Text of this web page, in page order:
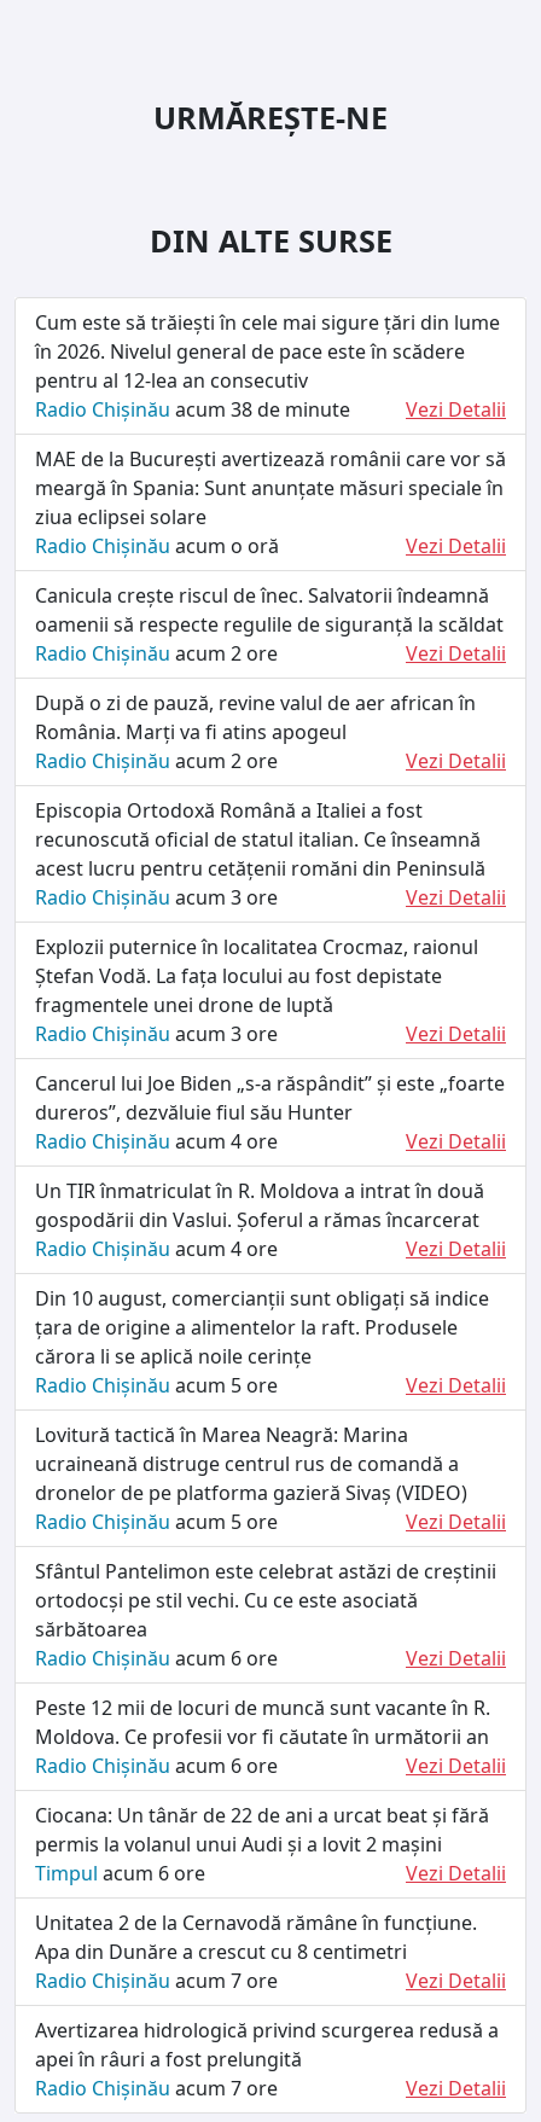
URMĂREȘTE-NE
DIN ALTE SURSE
Cum este să trăiești în cele mai sigure țări din lume
în 2026. Nivelul general de pace este în scădere
pentru al 12-lea an consecutiv
Radio Chișinău acum 38 de minute
Vezi Detalii
MAE de la București avertizează românii care vor să
meargă în Spania: Sunt anunțate măsuri speciale în
ziua eclipsei solare
Radio Chișinău acum o oră
Vezi Detalii
Canicula crește riscul de înec. Salvatorii îndeamnă
oamenii să respecte regulile de siguranță la scăldat
Radio Chișinău acum 2 ore
Vezi Detalii
După o zi de pauză, revine valul de aer african în
România. Marți va fi atins apogeul
Radio Chișinău acum 2 ore
Vezi Detalii
Episcopia Ortodoxă Română a Italiei a fost
recunoscută oficial de statul italian. Ce înseamnă
acest lucru pentru cetățenii romăni din Peninsulă
Radio Chișinău acum 3 ore
Vezi Detalii
Explozii puternice în localitatea Crocmaz, raionul
Ștefan Vodă. La fața locului au fost depistate
fragmentele unei drone de luptǎ
Radio Chișinău acum 3 ore
Vezi Detalii
Cancerul lui Joe Biden „s-a răspândit” și este „foarte
dureros”, dezvăluie fiul său Hunter
Radio Chișinău acum 4 ore
Vezi Detalii
Un TIR înmatriculat în R. Moldova a intrat în două
gospodării din Vaslui. Șoferul a rămas încarcerat
Radio Chișinău acum 4 ore
Vezi Detalii
Din 10 august, comercianții sunt obligați să indice
țara de origine a alimentelor la raft. Produsele
cărora li se aplică noile cerințe
Radio Chișinău acum 5 ore
Vezi Detalii
Lovitură tactică în Marea Neagră: Marina
ucraineană distruge centrul rus de comandă a
dronelor de pe platforma gazieră Sivaș (VIDEO)
Radio Chișinău acum 5 ore
Vezi Detalii
Sfântul Pantelimon este celebrat astăzi de creștinii
ortodocși pe stil vechi. Cu ce este asociată
sărbătoarea
Radio Chișinău acum 6 ore
Vezi Detalii
Peste 12 mii de locuri de muncă sunt vacante în R.
Moldova. Ce profesii vor fi căutate în următorii an
Radio Chișinău acum 6 ore
Vezi Detalii
Ciocana: Un tânăr de 22 de ani a urcat beat și fără
permis la volanul unui Audi și a lovit 2 mașini
Timpul acum 6 ore
Vezi Detalii
Unitatea 2 de la Cernavodă rămâne în funcțiune.
Apa din Dunăre a crescut cu 8 centimetri
Radio Chișinău acum 7 ore
Vezi Detalii
Avertizarea hidrologică privind scurgerea redusă a
apei în râuri a fost prelungită
Radio Chișinău acum 7 ore Vezi Detalii